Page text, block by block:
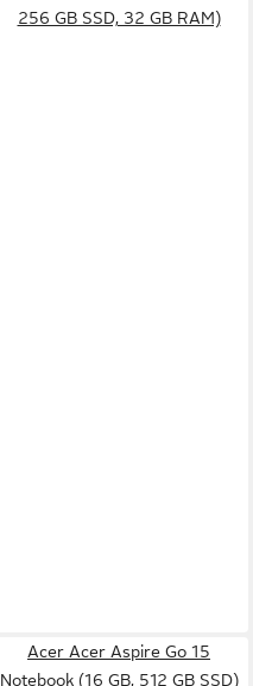
256 GB SSD, 32 GB RAM)
Acer Acer Aspire Go 15
Notebook (16 GB, 512 GB SSD)